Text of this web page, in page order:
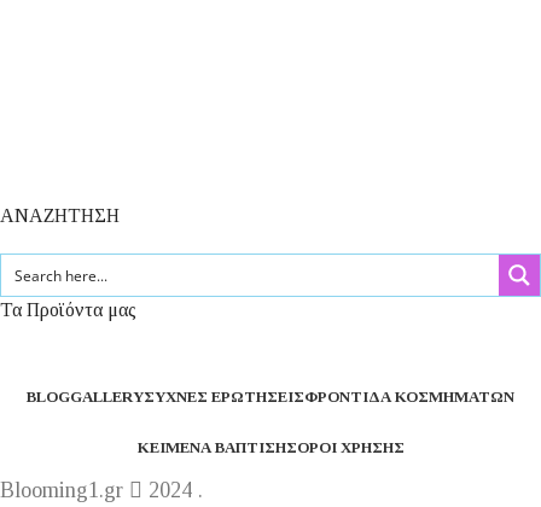
ΑΝΑΖΗΤΗΣΗ
Τα Προϊόντα μας
BLOGGALLERYΣΥΧΝΈΣ ΕΡΩΤΉΣΕΙΣΦΡΟΝΤΊΔΑ ΚΟΣΜΗΜΆΤΩΝ
ΚΕΊΜΕΝΑ ΒΆΠΤΙΣΗΣΌΡΟΙ ΧΡΉΣΗΣ
Blooming1.gr 2024 .